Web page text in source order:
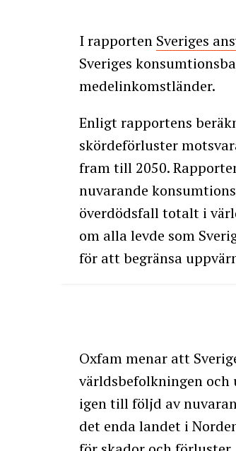
I rapporten Sveriges
Sveriges
medelinkomstländer.
Enligt rapportens
skördeförluster
fram till 2050.
nuvarande
överdödsfall totalt i
om alla levde som
för att begränsa
Oxfam menar att
världsbefolkningen
igen till följd av
det enda landet i